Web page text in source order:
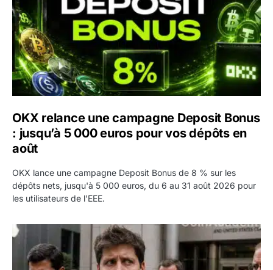
OKX relance une campagne Deposit Bonus
: jusqu’à 5 000 euros pour vos dépôts en
août
OKX lance une campagne Deposit Bonus de 8 % sur les
dépôts nets, jusqu'à 5 000 euros, du 6 au 31 août 2026 pour
les utilisateurs de l'EEE.
OpenAI demande le rejet de la plainte d’Apple et